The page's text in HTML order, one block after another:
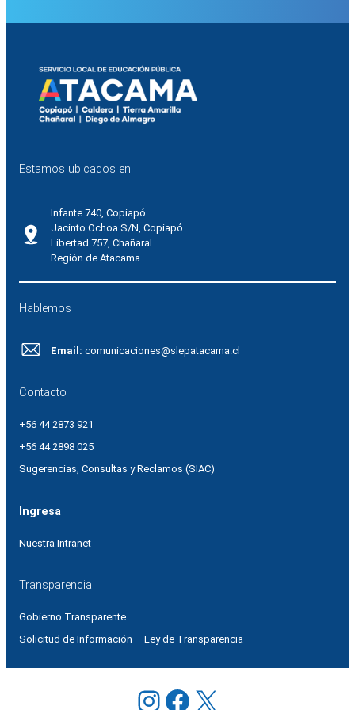
Estamos ubicados en
Infante 740, Copiapó
Jacinto Ochoa S/N, Copiapó
Libertad 757, Chañaral
Región de Atacama
Hablemos
Email: comunicaciones@slepatacama.cl
Contacto
+56 44 2873 921
+56 44 2898 025
Sugerencias, Consultas y Reclamos (SIAC)
Ingresa
Nuestra Intranet
Transparencia
Gobierno Transparente
Solicitud de Información – Ley de Transparencia
Instagram
Facebook
X